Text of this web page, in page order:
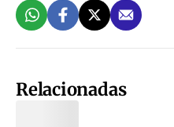
Relacionadas